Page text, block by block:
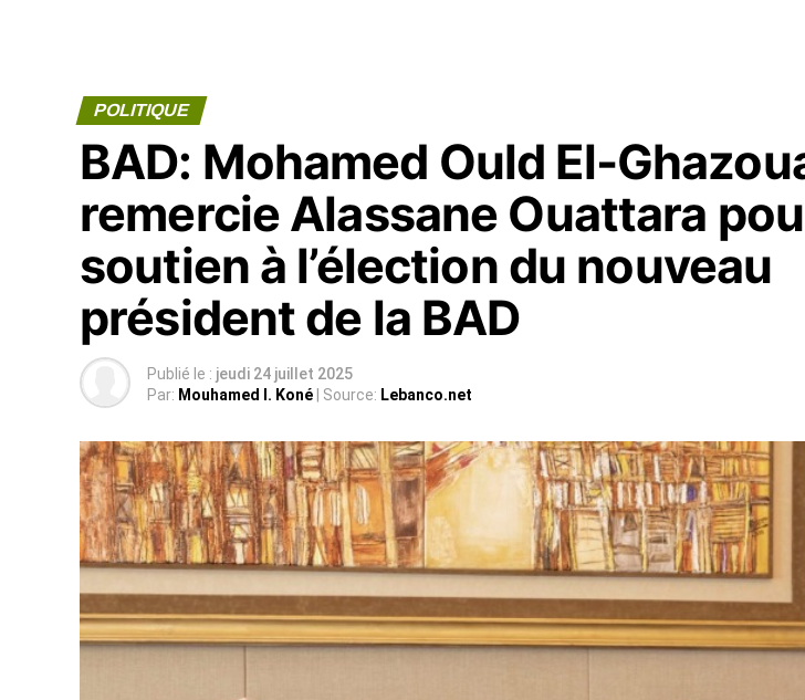
POLITIQUE
BAD: Mohamed Ould El-
remercie Alassane Ouattara
soutien à l’élection du nouveau
président de la BAD
Publié le : jeudi 24 juillet 2025
Par: Mouhamed I. Koné | Source: Lebanco.net